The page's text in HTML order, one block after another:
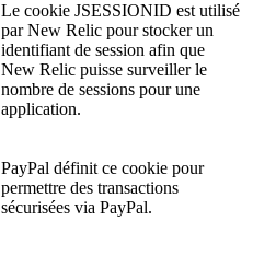
Le cookie JSESSIONID est utilisé
par New Relic pour stocker un
identifiant de session afin que
New Relic puisse surveiller le
nombre de sessions pour une
application.
PayPal définit ce cookie pour
permettre des transactions
sécurisées via PayPal.